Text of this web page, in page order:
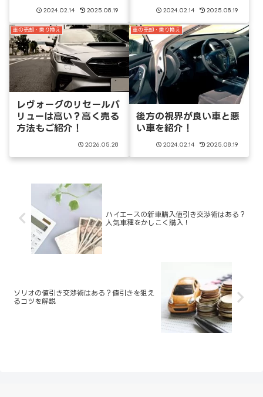
2024.02.14 2025.08.19 2024.02.14 2025.08.19
車の売却・乗り換え
レヴォーグのリセールバ
リューは高い？高く売る
方法もご紹介！
2026.05.28
車の売却・乗り換え
後方の視界が良い車と悪
い車を紹介！
2024.02.14 2025.08.19
ハイエースの新車購入値引き交渉術はある？
人気車種をかしこく購入！
ソリオの値引き交渉術はある？値引きを狙え
るコツを解説